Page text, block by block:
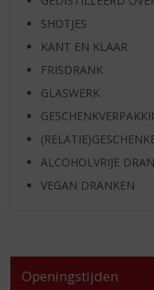
SHOTJES
KANT EN KLAAR
FRISDRANK
GLASWERK
ALCOHOLVRIJE
VEGAN DRANKEN
Openingstijden